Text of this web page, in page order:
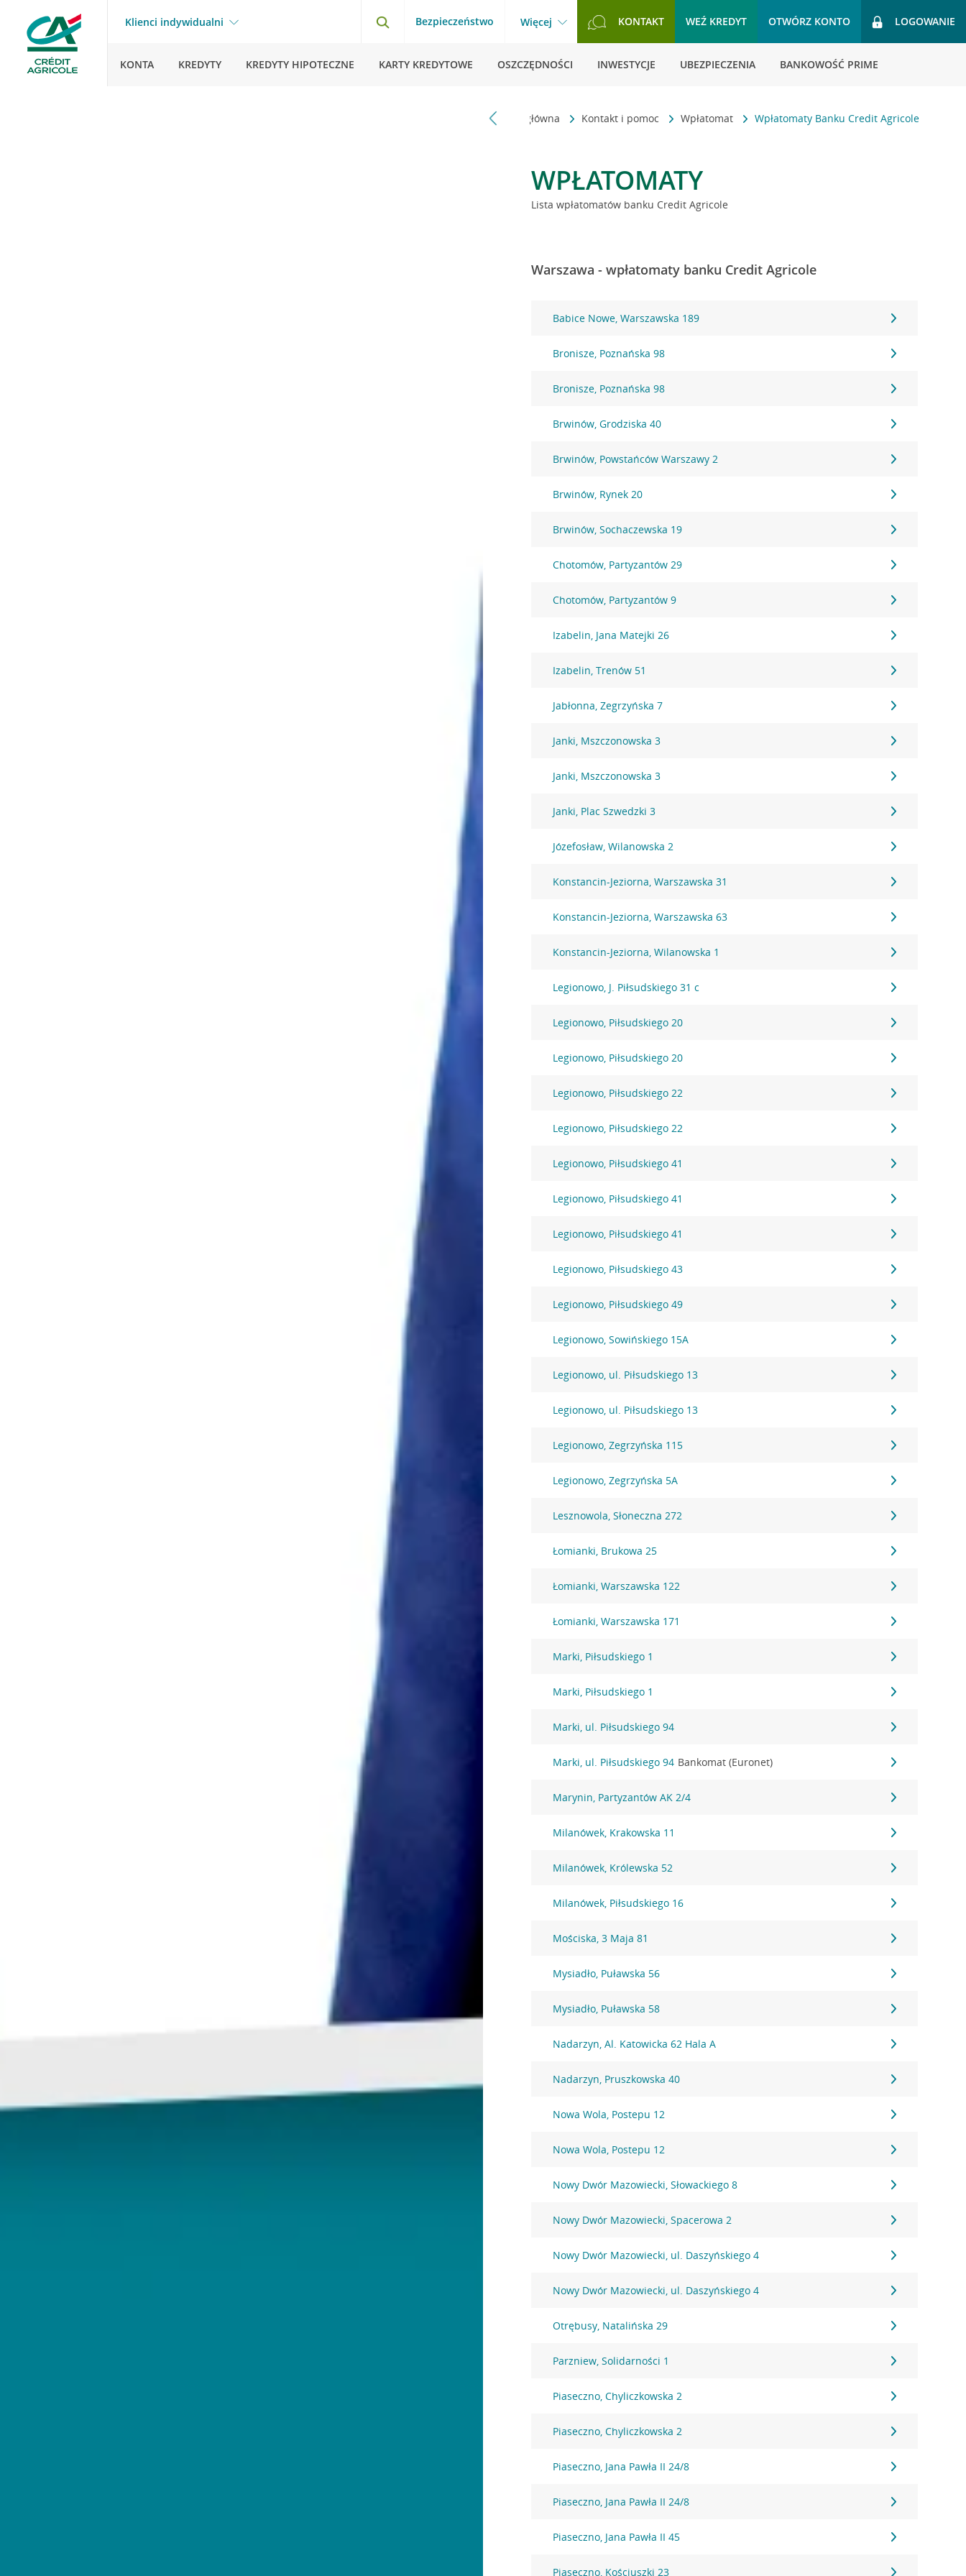
Klienci indywidualni Bezpieczeństwo Więcej KONTAKT WEŹ KREDYT OTWÓRZ KONTO LOGOWANIE
KONTA KREDYTY KREDYTY HIPOTECZNE KARTY KREDYTOWE OSZCZĘDNOŚCI INWESTYCJE UBEZPIECZENIA BANKOWOŚĆ PRIME
Strona główna Kontakt i pomoc Wpłatomat Wpłatomaty Banku Credit Agricole
WPŁATOMATY
Lista wpłatomatów banku Credit Agricole
Warszawa - wpłatomaty banku Credit Agricole
Babice Nowe, Warszawska 189
Bronisze, Poznańska 98
Bronisze, Poznańska 98
Brwinów, Grodziska 40
Brwinów, Powstańców Warszawy 2
Brwinów, Rynek 20
Brwinów, Sochaczewska 19
Chotomów, Partyzantów 29
Chotomów, Partyzantów 9
Izabelin, Jana Matejki 26
Izabelin, Trenów 51
Jabłonna, Zegrzyńska 7
Janki, Mszczonowska 3
Janki, Mszczonowska 3
Janki, Plac Szwedzki 3
Józefosław, Wilanowska 2
Konstancin-Jeziorna, Warszawska 31
Konstancin-Jeziorna, Warszawska 63
Konstancin-Jeziorna, Wilanowska 1
Legionowo, J. Piłsudskiego 31 c
Legionowo, Piłsudskiego 20
Legionowo, Piłsudskiego 20
Legionowo, Piłsudskiego 22
Legionowo, Piłsudskiego 22
Legionowo, Piłsudskiego 41
Legionowo, Piłsudskiego 41
Legionowo, Piłsudskiego 41
Legionowo, Piłsudskiego 43
Legionowo, Piłsudskiego 49
Legionowo, Sowińskiego 15A
Legionowo, ul. Piłsudskiego 13
Legionowo, ul. Piłsudskiego 13
Legionowo, Zegrzyńska 115
Legionowo, Zegrzyńska 5A
Lesznowola, Słoneczna 272
Łomianki, Brukowa 25
Łomianki, Warszawska 122
Łomianki, Warszawska 171
Marki, Piłsudskiego 1
Marki, Piłsudskiego 1
Marki, ul. Piłsudskiego 94
Marki, ul. Piłsudskiego 94 Bankomat (Euronet)
Marynin, Partyzantów AK 2/4
Milanówek, Krakowska 11
Milanówek, Królewska 52
Milanówek, Piłsudskiego 16
Mościska, 3 Maja 81
Mysiadło, Puławska 56
Mysiadło, Puławska 58
Nadarzyn, Al. Katowicka 62 Hala A
Nadarzyn, Pruszkowska 40
Nowa Wola, Postepu 12
Nowa Wola, Postepu 12
Nowy Dwór Mazowiecki, Słowackiego 8
Nowy Dwór Mazowiecki, Spacerowa 2
Nowy Dwór Mazowiecki, ul. Daszyńskiego 4
Nowy Dwór Mazowiecki, ul. Daszyńskiego 4
Otrębusy, Natalińska 29
Parzniew, Solidarności 1
Piaseczno, Chyliczkowska 2
Piaseczno, Chyliczkowska 2
Piaseczno, Jana Pawła II 24/8
Piaseczno, Jana Pawła II 24/8
Piaseczno, Jana Pawła II 45
Piaseczno, Kościuszki 23